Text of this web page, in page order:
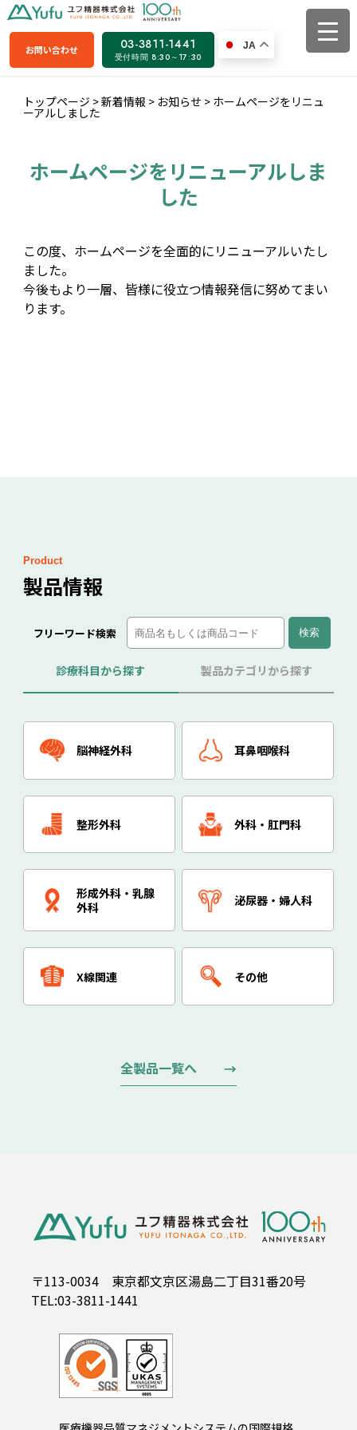
お問い合わせ 03-3811-1441
受付時間 8:30～17:30
JA
トップページ >新着情報 > お知らせ > ホームページをリニュ
ーアルしました
ホームページをリニューアルしま
した
この度、ホームページを全面的にリニューアルいたし
ました。
今後もより一層、皆様に役立つ情報発信に努めてまい
ります。
Product
製品情報
フリーワード検索
診療科目から探す 製品カテゴリから探す
脳神経外科 耳鼻咽喉科
整形外科 外科・肛門科
形成外科・乳腺
外科
泌尿器・婦人科
X線関連 その他
全製品一覧へ
〒113-0034 東京都文京区湯島二丁目31番20号
TEL:03-3811-1441